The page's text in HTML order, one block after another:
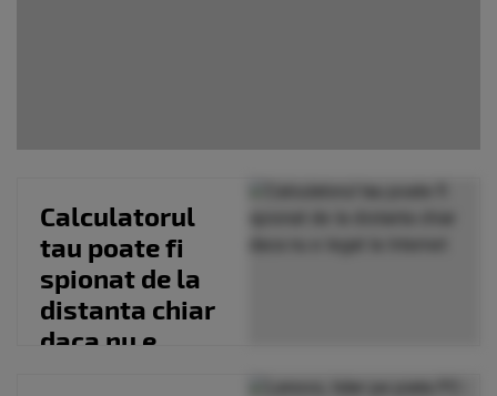
Calculatorul
tau poate fi
spionat de la
distanta chiar
daca nu e